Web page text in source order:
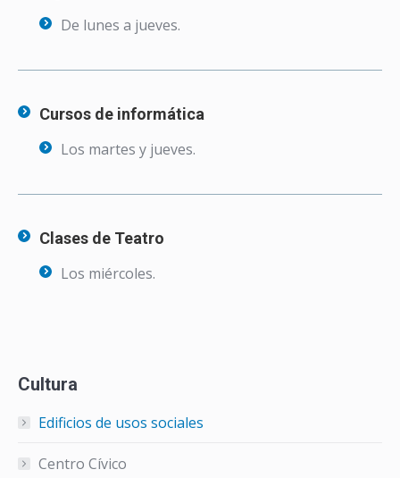
De lunes a jueves.
Cursos de informática
Los martes y jueves.
Clases de Teatro
Los miércoles.
Cultura
Edificios de usos sociales
Centro Cívico